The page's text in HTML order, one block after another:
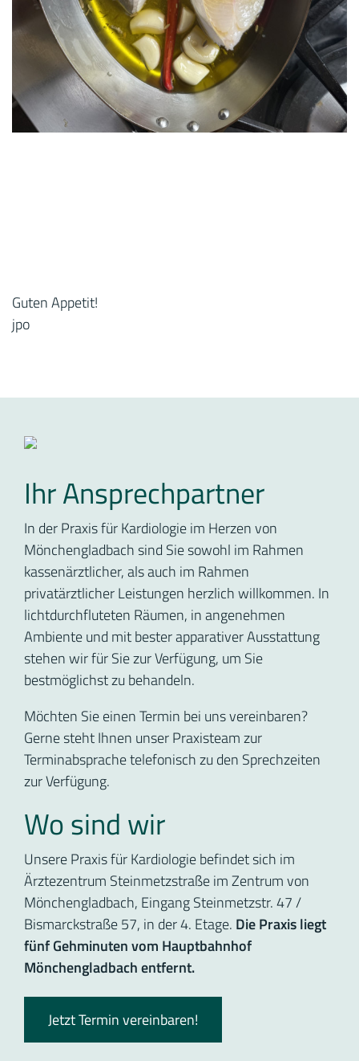
Guten Appetit!
jpo
Ihr Ansprechpartner
In der Praxis für Kardiologie im Herzen von
Mönchengladbach sind Sie sowohl im Rahmen
kassenärztlicher, als auch im Rahmen
privatärztlicher Leistungen herzlich willkommen. In
lichtdurchfluteten Räumen, in angenehmen
Ambiente und mit bester apparativer Ausstattung
stehen wir für Sie zur Verfügung, um Sie
bestmöglichst zu behandeln.
Möchten Sie einen Termin bei uns vereinbaren?
Gerne steht Ihnen unser Praxisteam zur
Terminabsprache telefonisch zu den Sprechzeiten
zur Verfügung.
Wo sind wir
Unsere Praxis für Kardiologie befindet sich im
Ärztezentrum Steinmetzstraße im Zentrum von
Mönchengladbach, Eingang Steinmetzstr. 47 /
Bismarckstraße 57, in der 4. Etage. Die Praxis liegt
fünf Gehminuten vom Hauptbahnhof
Mönchengladbach entfernt.
Jetzt Termin vereinbaren!